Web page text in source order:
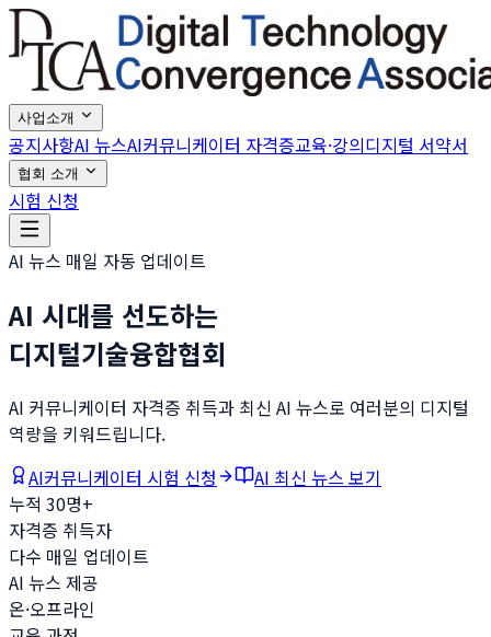
사업소개
공지사항AI 뉴스AI커뮤니케이터 자격증교육·강의디지털 서약서
협회 소개
시험 신청
AI 뉴스 매일 자동 업데이트
AI 시대를 선도하는
디지털기술융합협회
AI 커뮤니케이터 자격증 취득과 최신 AI 뉴스로 여러분의 디지털
역량을 키워드립니다.
AI커뮤니케이터 시험 신청
AI 최신 뉴스 보기
누적 30명+
자격증 취득자
다수 매일 업데이트
AI 뉴스 제공
온·오프라인